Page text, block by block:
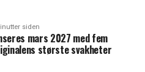
siden
mars 2027 med fem
største svakheter